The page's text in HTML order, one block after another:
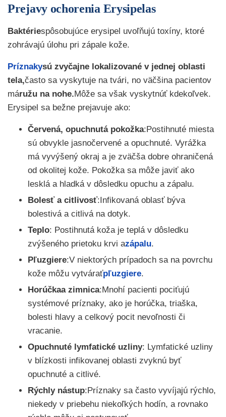
Prejavy ochorenia Erysipelas
Baktériespôsobujúce erysipel uvoľňujú toxíny, ktoré
zohrávajú úlohu pri zápale kože.
Príznakysú zvyčajne lokalizované v jednej oblasti
tela,často sa vyskytuje na tvári, no väčšina pacientov
máružu na nohe.Môže sa však vyskytnúť kdekoľvek.
Erysipel sa bežne prejavuje ako:
Červená, opuchnutá pokožka:Postihnuté miesta
sú obvykle jasnočervené a opuchnuté. Vyrážka
má vyvýšený okraj a je zväčša dobre ohraničená
od okolitej kože. Pokožka sa môže javiť ako
lesklá a hladká v dôsledku opuchu a zápalu.
Bolesť a citlivosť:Infikovaná oblasť býva
bolestivá a citlivá na dotyk.
Teplo: Postihnutá koža je teplá v dôsledku
zvýšeného prietoku krvi azápalu.
Pľuzgiere:V niektorých prípadoch sa na povrchu
kože môžu vytváraťpľuzgiere.
Horúčkaa zimnica:Mnohí pacienti pociťujú
systémové príznaky, ako je horúčka, triaška,
bolesti hlavy a celkový pocit nevoľnosti či
vracanie.
Opuchnuté lymfatické uzliny: Lymfatické uzliny
v blízkosti infikovanej oblasti zvyknú byť
opuchnuté a citlivé.
Rýchly nástup:Príznaky sa často vyvíjajú rýchlo,
niekedy v priebehu niekoľkých hodín, a rovnako